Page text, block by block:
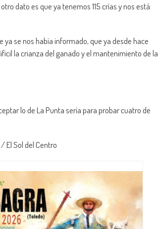
dato es que ya tenemos 115 crías y nos está
se nos había informado, que ya desde hace
la crianza del ganado y el mantenimiento de la
lo de La Punta sería para probar cuatro de
El Sol del Centro